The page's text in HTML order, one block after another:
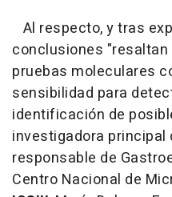
Al respecto, y tras
conclusiones
pruebas moleculares
sensibilidad para
identificación de
investigadora principal
responsable de
Centro Nacional de